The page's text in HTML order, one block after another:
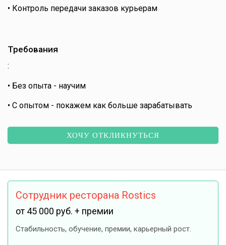
• Контроль передачи заказов курьерам
Требования
:
• Без опыта - научим
• С опытом - покажем как больше зарабатывать
ХОЧУ ОТКЛИКНУТЬСЯ
Сотрудник ресторана Rostics
от 45 000 руб. + премии
Стабильность, обучение, премии, карьерный рост.